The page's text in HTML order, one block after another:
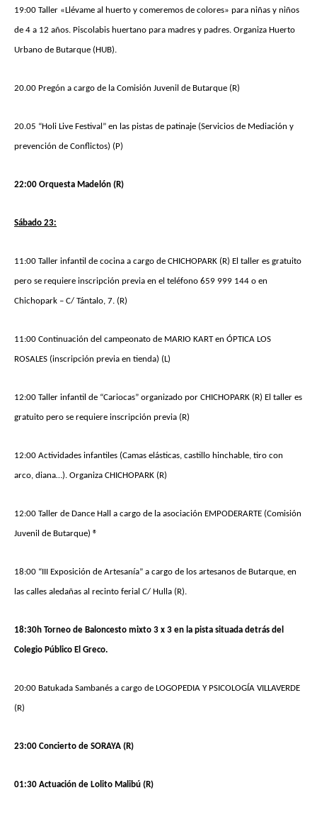
19:00 Taller «Llévame al huerto y comeremos de colores» para niñas y niños
de 4 a 12 años. Piscolabis huertano para madres y padres. Organiza Huerto
Urbano de Butarque (HUB).
20.00 Pregón a cargo de la Comisión Juvenil de Butarque (R)
20.05 “Holi Live Festival” en las pistas de patinaje (Servicios de Mediación y
prevención de Conflictos) (P)
22:00 Orquesta Madelón (R)
Sábado 23:
11:00 Taller infantil de cocina a cargo de CHICHOPARK (R) El taller es gratuito
pero se requiere inscripción previa en el teléfono 659 999 144 o en
Chichopark – C/ Tántalo, 7. (R)
11:00 Continuación del campeonato de MARIO KART en ÓPTICA LOS
ROSALES (inscripción previa en tienda) (L)
12:00 Taller infantil de “Cariocas” organizado por CHICHOPARK (R) El taller es
gratuito pero se requiere inscripción previa (R)
12:00 Actividades infantiles (Camas elásticas, castillo hinchable, tiro con
arco, diana…). Organiza CHICHOPARK (R)
12:00 Taller de Dance Hall a cargo de la asociación EMPODERARTE (Comisión
Juvenil de Butarque) ®
18:00 “III Exposición de Artesanía” a cargo de los artesanos de Butarque, en
las calles aledañas al recinto ferial C/ Hulla (R).
18:30h Torneo de Baloncesto mixto 3 x 3 en la pista situada detrás del
Colegio Público El Greco.
20:00 Batukada Sambanés a cargo de LOGOPEDIA Y PSICOLOGÍA VILLAVERDE
(R)
23:00 Concierto de SORAYA (R)
01:30 Actuación de Lolito Malibú (R)